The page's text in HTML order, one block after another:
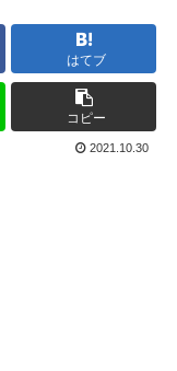
はてブ
コピー
2021.10.30